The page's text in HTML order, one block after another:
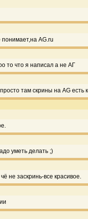
понимает,на AG.ru
то что я написал а не АГ
там скрины на AG есть
уметь делать ;)
не заскринь-все красивое.